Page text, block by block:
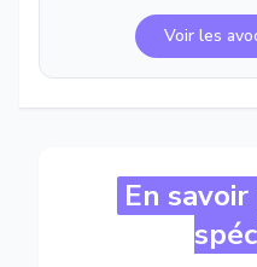
Voir les
En